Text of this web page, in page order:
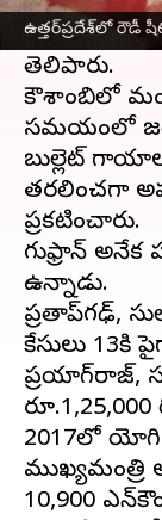
ఉత్తర్‌ప్రదేశ్‌లో రౌడీ
జరిగిన
తెలిపారు.
కౌశాంబిలో
సమయంలో
బుల్లెట్
తరలించగా
ప్రకటించారు.
గుఫ్రాన్
ఉన్నాడు.
ప్రతాప్‌గఢ్,
కేసులు
ప్రయాగ్‌రాజ్,
రూ.1,25,000
2017లో యోగి
ముఖ్యమంత్రి
10,900